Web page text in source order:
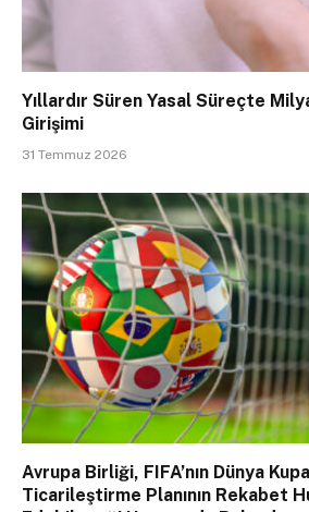
Yıllardır Süren Yasal Süreçte
Girişimi
31 Temmuz 2026
Avrupa Birliği, FIFA’nın Dünya
Ticarileştirme Planının Rekabet